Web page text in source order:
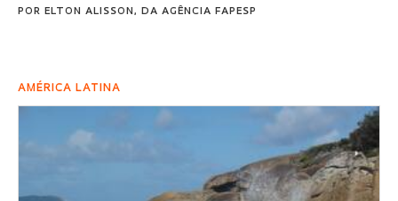
POR ELTON ALISSON, DA AGÊNCIA FAPESP
AMÉRICA LATINA